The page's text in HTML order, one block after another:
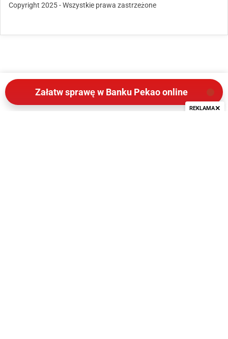
Copyright 2025 - Wszystkie prawa zastrzeżone
REKLAMA✕
Załatw sprawę w Banku Pekao online